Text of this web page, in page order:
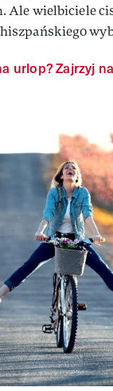
Ale wielbiciele
urlop? Zajrzyj